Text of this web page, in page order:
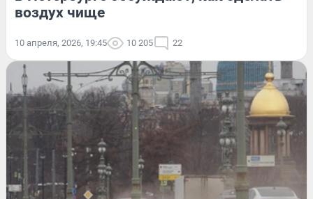
воздух чище
10 апреля, 2026, 19:45 10 205 22